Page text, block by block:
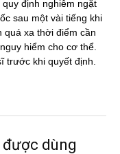
định nghiêm ngặt
sau một vài tiếng khi
quá xa thời điểm cần
hiểm cho cơ thể.
trước khi quyết định.
dùng